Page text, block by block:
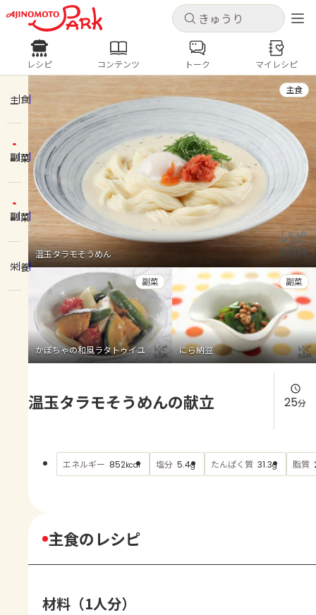
キャンセル
ログインするとレシピを保存できます
ログイン 新規登録
ホーム
コンテンツ
レシピ
トーク
よくあるお問い合わせ
お買い物
AJINOMOTO PARK とは
キャンセル
レシピ コンテンツ
人気の食材・レシピ
きゅうり なす トマト
とうもろこし
ピーマン
みょうが ゴーヤ
レシピ コンテンツ トーク マイレシピ
主食
副菜
副菜
栄養
温玉タラモそうめん
主食
かぼちゃの和風ラタトゥイユ
副菜
にら納豆
副菜
温玉タラモそうめんの献立 25分
エネルギー 852kcal 塩分 5.4g たんぱく質 31.3g 脂質
主食のレシピ
材料（1人分）